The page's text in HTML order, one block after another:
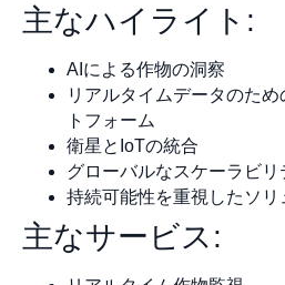
主なハイライト:
AIによる作物の洞察
リアルタイムデータのた
トフォーム
衛星とIoTの統合
グローバルなスケーラビリ
持続可能性を重視したソリ
主なサービス: